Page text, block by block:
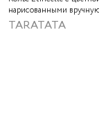
нарисованными
слюдяным порошком,
стеклянными бусинам
TARATATA